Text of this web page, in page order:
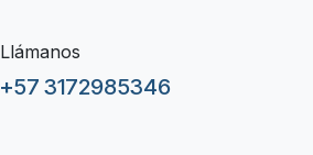
Llámanos
+57 3172985346